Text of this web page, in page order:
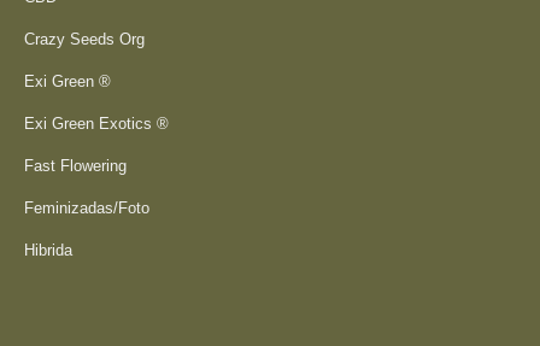
Crazy Seeds Org
Exi Green ®
Exi Green Exotics ®
Fast Flowering
Feminizadas/Foto
Hibrida